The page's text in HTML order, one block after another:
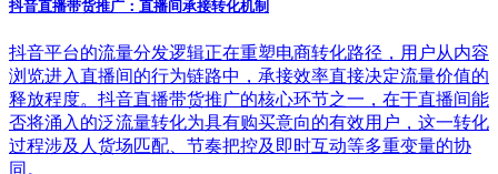
抖音直播带货推广：直播间承接转化机制
抖音平台的流量分发逻辑正在重塑电商转化路径，用户从内容
浏览进入直播间的行为链路中，承接效率直接决定流量价值的
释放程度。抖音直播带货推广的核心环节之一，在于直播间能
否将涌入的泛流量转化为具有购买意向的有效用户，这一转化
过程涉及人货场匹配、节奏把控及即时互动等多重变量的协
同。